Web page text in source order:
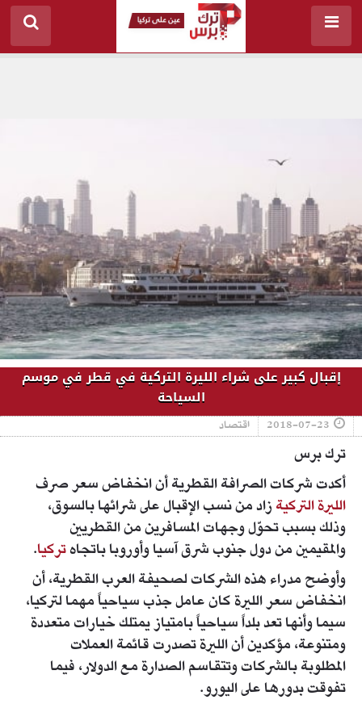
إقبال كبير على شراء الليرة التركية في قطر في موسم
السياحة
2018-07-23 اقتصاد
ترك برس
أكدت شركات الصرافة القطرية أن انخفاض سعر صرف
الليرة التركيةزاد من نسب الإقبال على شرائها بالسوق،
وذلك بسبب تحوّل وجهات المسافرين من القطريين
والمقيمين من دول جنوب شرق آسيا وأوروبا باتجاهتركيا.
وأوضح مدراء هذه الشركات لصحيفة العرب القطرية، أن
انخفاض سعر الليرة كان عامل جذب سياحياً مهما لتركيا،
سيما وأنها تعد بلداً سياحياً بامتياز يمتلك خيارات متعددة
ومتنوعة، مؤكدين أن الليرة تصدرت قائمة العملات
المطلوبة بالشركات وتتقاسم الصدارة مع الدولار، فيما
تفوقت بدورها على اليورو.